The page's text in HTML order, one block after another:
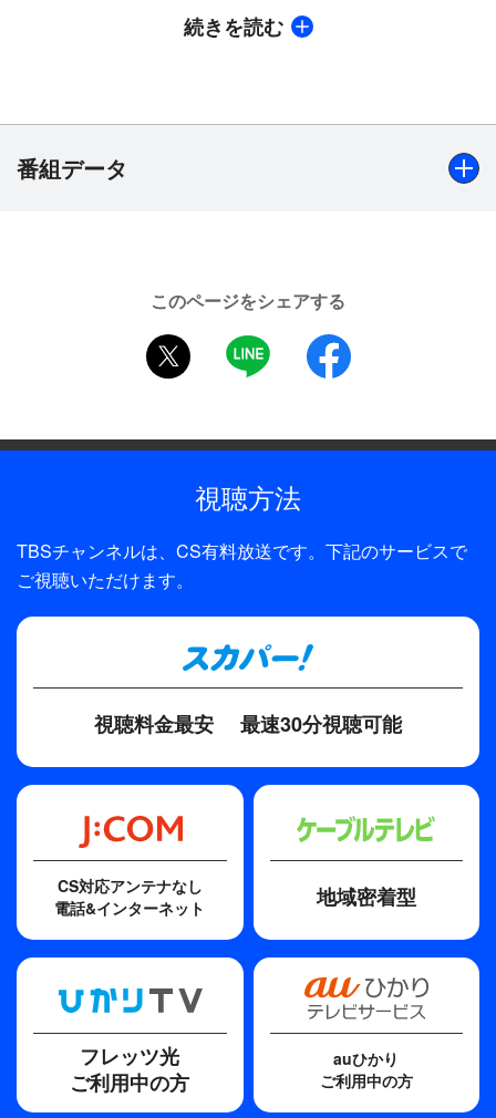
雪が初枝を家に送っていくと、その家は既に人手に
渡ってしまっていた。初枝は莫大な財産を騙し取ら
れ、近くの老人ホームに入居していたのだ。そこ
会社の男・水上（デビット伊東）ともみあっている
現場に遭遇。真理子は、老人ホームの理事長・下田
（かとうかずこ）が初枝に代わって財産返還の訴訟
を起こしたため、水上から嫌がらせを受けていると
る。警察は真理子を疑うが、同じ凶器で別の殺人事
続きを読む
番組データ
木の実ナナ、淡路恵子、遠野凪子、河相我聞、中山忍、か
ト伊東、小須田康人、角野卓造 ほか
プロデューサー
大藤博司
ディレクター・監督
安井国穂
このページをシェアする
twitter
LINE
視聴方法
TBSチャンネルは、CS有料放送です。下記のサービスで
ご視聴いただけます。
視聴料金最安 最速30分視聴可能
CS対応アンテナなし
電話&インターネット
地域密着型
フレッツ光
ご利用中の方
auひかり
ご利用中の方